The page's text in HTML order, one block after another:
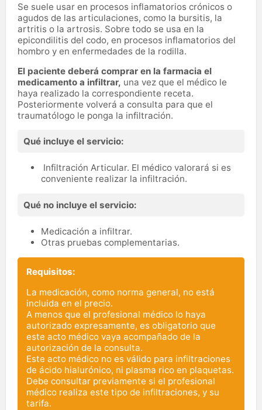
Se suele usar en procesos inflamatorios crónicos o
agudos de las articulaciones, como la bursitis, la
artritis o la artrosis. Sobre todo se usa en la
epicondilitis del codo, en procesos inflamatorios del
hombro y en enfermedades de la rodilla.
El paciente deberá comprar en la farmacia el
medicamento a infiltrar, una vez que el médico le
haya realizado la correspondiente receta.
Posteriormente volverá a consulta para que el
traumatólogo le ponga la infiltración.
Qué incluye el servicio:
Infiltración Articular. El médico valorará si es
conveniente realizar la infiltración.
Qué no incluye el servicio:
Medicación a infiltrar.
Otras pruebas complementarias.
Requisitos:
La medicación, como norma general, no está
incluida en el precio.
A menos que el profesional médico lo haya
autorizado expresamente, es obligatorio que
este acto médico vaya acompañado de la
autorización de la consulta.
Este acto médico no es válido para infiltraciones
de ácido hialurónico, ni plasma rico en plaquetas.
Debe consultar previamente si el profesional
médico realiza este tipo de infiltraciones, y su
tarifa.